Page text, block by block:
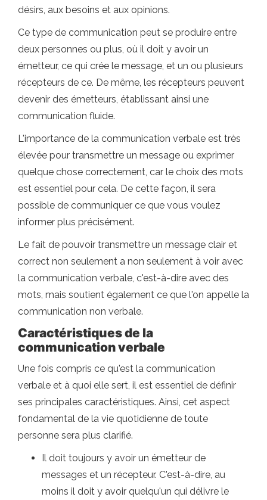
désirs, aux besoins et aux opinions.
Ce type de communication peut se produire entre
deux personnes ou plus, où il doit y avoir un
émetteur, ce qui crée le message, et un ou plusieurs
récepteurs de ce. De même, les récepteurs peuvent
devenir des émetteurs, établissant ainsi une
communication fluide.
L'importance de la communication verbale est très
élevée pour transmettre un message ou exprimer
quelque chose correctement, car le choix des mots
est essentiel pour cela. De cette façon, il sera
possible de communiquer ce que vous voulez
informer plus précisément.
Le fait de pouvoir transmettre un message clair et
correct non seulement a non seulement à voir avec
la communication verbale, c'est-à-dire avec des
mots, mais soutient également ce que l'on appelle la
communication non verbale.
Caractéristiques de la
communication verbale
Une fois compris ce qu'est la communication
verbale et à quoi elle sert, il est essentiel de définir
ses principales caractéristiques. Ainsi, cet aspect
fondamental de la vie quotidienne de toute
personne sera plus clarifié.
Il doit toujours y avoir un émetteur de
messages et un récepteur. C'est-à-dire, au
moins il doit y avoir quelqu'un qui délivre le